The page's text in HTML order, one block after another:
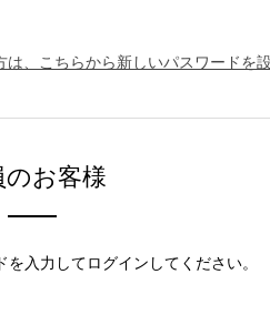
、こちらから新しいパスワードを
のお客様
入力してログインしてください。